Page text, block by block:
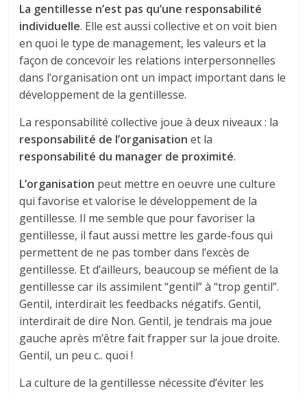
La gentillesse n’est pas qu’une responsabilité
individuelle. Elle est aussi collective et on voit bien
en quoi le type de management, les valeurs et la
façon de concevoir les relations interpersonnelles
dans l’organisation ont un impact important dans le
développement de la gentillesse.
La responsabilité collective joue à deux niveaux : la
responsabilité de l’organisation et la
responsabilité du manager de proximité.
L’organisation peut mettre en oeuvre une culture
qui favorise et valorise le développement de la
gentillesse. Il me semble que pour favoriser la
gentillesse, il faut aussi mettre les garde-fous qui
permettent de ne pas tomber dans l’excès de
gentillesse. Et d’ailleurs, beaucoup se méfient de la
gentillesse car ils assimilent “gentil” à “trop gentil”.
Gentil, interdirait les feedbacks négatifs. Gentil,
interdirait de dire Non. Gentil, je tendrais ma joue
gauche après m’être fait frapper sur la joue droite.
Gentil, un peu c.. quoi !
La culture de la gentillesse nécessite d’éviter les